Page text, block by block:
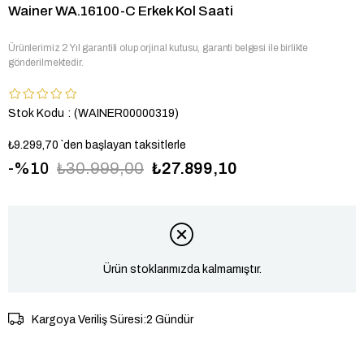
Wainer WA.16100-C Erkek Kol Saati
Ürünlerimiz 2 Yıl garantili olup orjinal kutusu, garanti belgesi ile birlikte
gönderilmektedir.
Stok Kodu (WAINER00000319)
₺9.299,70 `den başlayan taksitlerle
10 ₺30.999,00 ₺27.899,10
Ürün stoklarımızda kalmamıştır.
Kargoya Veriliş Süresi:2 Gündür